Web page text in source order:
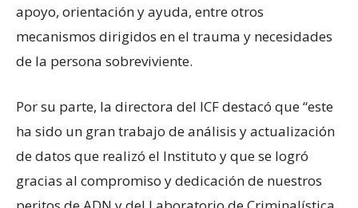
apoyo, orientación y ayuda, entre otros
mecanismos dirigidos en el trauma y necesidades
de la persona sobreviviente.
Por su parte, la directora del ICF destacó que “este
ha sido un gran trabajo de análisis y actualización
de datos que realizó el Instituto y que se logró
gracias al compromiso y dedicación de nuestros